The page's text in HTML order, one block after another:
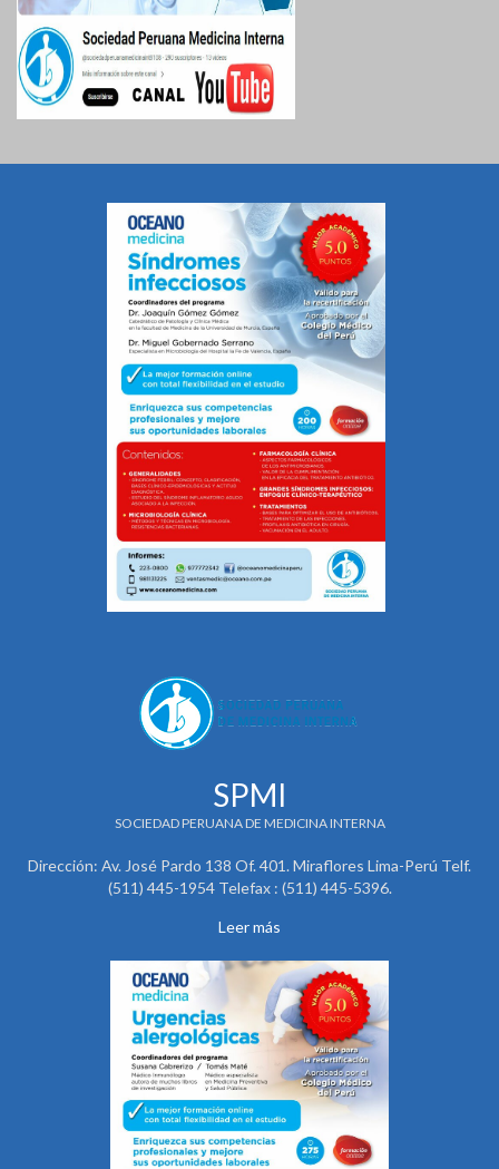
SPMI
SOCIEDAD PERUANA DE MEDICINA INTERNA
Dirección: Av. José Pardo 138 Of. 401. Miraflores Lima-Perú Telf.
(511) 445-1954 Telefax : (511) 445-5396.
Leer más